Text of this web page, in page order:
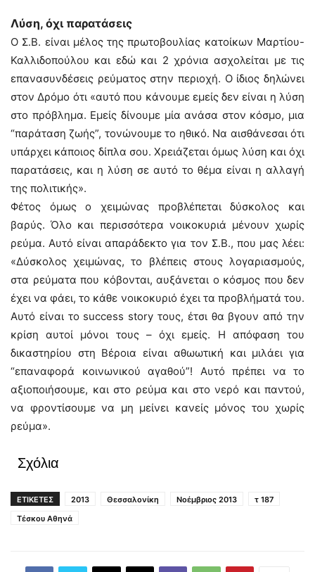
Λύση, όχι παρατάσεις
Ο Σ.Β. είναι μέλος της πρωτοβουλίας κατοίκων Μαρτίου-
Καλλιδοπούλου και εδώ και 2 χρόνια ασχολείται με τις
επανασυνδέσεις ρεύματος στην περιοχή. Ο ίδιος δηλώνει
στον Δρόμο ότι «αυτό που κάνουμε εμείς δεν είναι η λύση
στο πρόβλημα. Εμείς δίνουμε μία ανάσα στον κόσμο, μια
“παράταση ζωής”, τονώνουμε το ηθικό. Να αισθάνεσαι ότι
υπάρχει κάποιος δίπλα σου. Χρειάζεται όμως λύση και όχι
παρατάσεις, και η λύση σε αυτό το θέμα είναι η αλλαγή
της πολιτικής».
Φέτος όμως ο χειμώνας προβλέπεται δύσκολος και
βαρύς. Όλο και περισσότερα νοικοκυριά μένουν χωρίς
ρεύμα. Αυτό είναι απαράδεκτο για τον Σ.Β., που μας λέει:
«Δύσκολος χειμώνας, το βλέπεις στους λογαριασμούς,
στα ρεύματα που κόβονται, αυξάνεται ο κόσμος που δεν
έχει να φάει, το κάθε νοικοκυριό έχει τα προβλήματά του.
Αυτό είναι το success story τους, έτσι θα βγουν από την
κρίση αυτοί μόνοι τους – όχι εμείς. Η απόφαση του
δικαστηρίου στη Βέροια είναι αθωωτική και μιλάει για
“επαναφορά κοινωνικού αγαθού”! Αυτό πρέπει να το
αξιοποιήσουμε, και στο ρεύμα και στο νερό και παντού,
να φροντίσουμε να μη μείνει κανείς μόνος του χωρίς
ρεύμα».
Σχόλια
ΕΤΙΚΕΤΕΣ 2013 Θεσσαλονίκη Νοέμβριος 2013
τ 187
Τέσκου Αθηνά